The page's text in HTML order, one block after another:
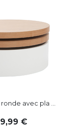
avec pla ...
,99